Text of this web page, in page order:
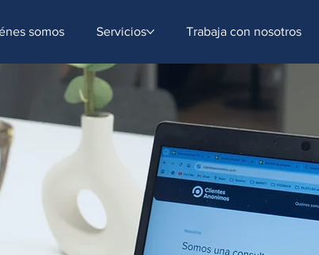
somos Servicios Trabaja con nosotros